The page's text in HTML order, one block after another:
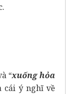
“xuống hỏa
cái ý nghĩ về